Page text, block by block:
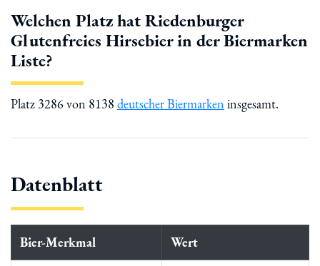
Welchen Platz hat Riedenburger
Glutenfreies Hirsebier in der Biermarken
Liste?
Platz 3286 von 8138 deutscher Biermarken insgesamt.
Datenblatt
Bier-Merkmal Wert